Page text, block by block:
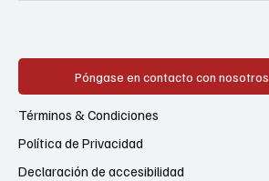
Póngase en contacto con nosotros
Política de Privacidad
Términos & Condiciones
Declaración de accesibilidad